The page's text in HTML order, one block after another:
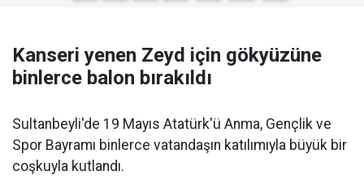
Kanseri yenen Zeyd için gökyüzüne
binlerce balon bırakıldı
Sultanbeyli'de 19 Mayıs Atatürk'ü Anma, Gençlik ve
Spor Bayramı binlerce vatandaşın katılımıyla büyük bir
coşkuyla kutlandı.